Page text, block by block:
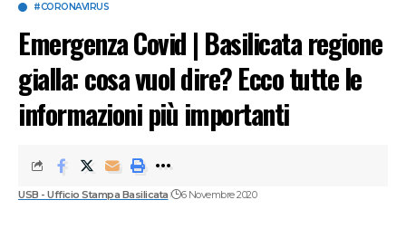
#CORONAVIRUS
Emergenza Covid | Basilicata regione
gialla: cosa vuol dire? Ecco tutte le
informazioni più importanti
USB - Ufficio Stampa Basilicata 6 Novembre 2020